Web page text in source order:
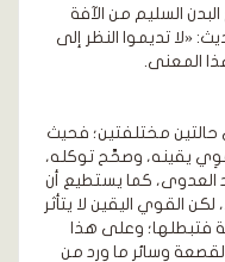
السليم من الآفة
«لا تديموا النظر إلى
حالتين مختلفتين؛ فحيث
يقينه، وصحَّح توكله،
كما يستطيع أن
القوي اليقين لا يتأثر
فتبطلها؛ وعلى هذا
وسائر ما ورد من